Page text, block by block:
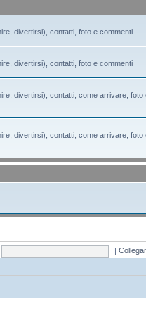
divertirsi), contatti, foto e commenti
divertirsi), contatti, foto e commenti
divertirsi), contatti, come arrivare, foto
divertirsi), contatti, come arrivare, foto